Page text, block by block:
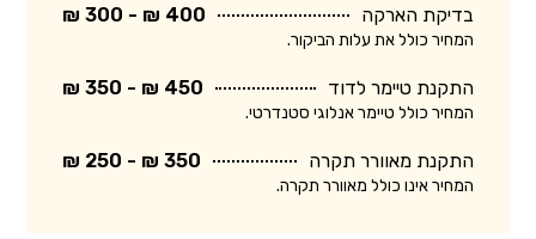
בדיקת הארקה 400 ₪ - 300 ₪
המחיר כולל את עלות הביקור.
התקנת טיימר לדוד 450 ₪ - 350 ₪
המחיר כולל טיימר אנלוגי סטנדרטי.
התקנת מאוורר תקרה 350 ₪ - 250 ₪
המחיר אינו כולל מאוורר תקרה.